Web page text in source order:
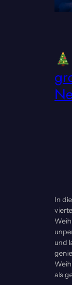
In
und
als